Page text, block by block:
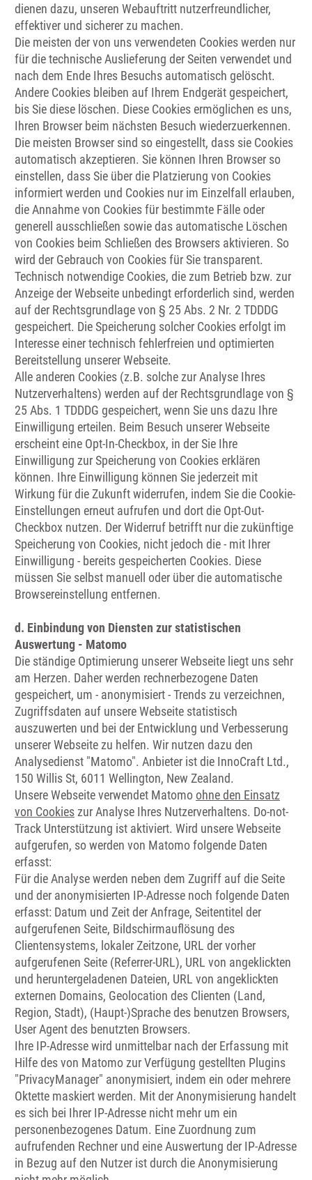
dienen dazu, unseren Webauftritt nutzerfreundlicher,
effektiver und sicherer zu machen.
Die meisten der von uns verwendeten Cookies werden nur
für die technische Auslieferung der Seiten verwendet und
nach dem Ende Ihres Besuchs automatisch gelöscht.
Andere Cookies bleiben auf Ihrem Endgerät gespeichert,
bis Sie diese löschen. Diese Cookies ermöglichen es uns,
Ihren Browser beim nächsten Besuch wiederzuerkennen.
Die meisten Browser sind so eingestellt, dass sie Cookies
automatisch akzeptieren. Sie können Ihren Browser so
einstellen, dass Sie über die Platzierung von Cookies
informiert werden und Cookies nur im Einzelfall erlauben,
die Annahme von Cookies für bestimmte Fälle oder
generell ausschließen sowie das automatische Löschen
von Cookies beim Schließen des Browsers aktivieren. So
wird der Gebrauch von Cookies für Sie transparent.
Technisch notwendige Cookies, die zum Betrieb bzw. zur
Anzeige der Webseite unbedingt erforderlich sind, werden
auf der Rechtsgrundlage von § 25 Abs. 2 Nr. 2 TDDDG
gespeichert. Die Speicherung solcher Cookies erfolgt im
Interesse einer technisch fehlerfreien und optimierten
Bereitstellung unserer Webseite.
Alle anderen Cookies (z.B. solche zur Analyse Ihres
Nutzerverhaltens) werden auf der Rechtsgrundlage von §
25 Abs. 1 TDDDG gespeichert, wenn Sie uns dazu Ihre
Einwilligung erteilen. Beim Besuch unserer Webseite
erscheint eine Opt-In-Checkbox, in der Sie Ihre
Einwilligung zur Speicherung von Cookies erklären
können. Ihre Einwilligung können Sie jederzeit mit
Wirkung für die Zukunft widerrufen, indem Sie die Cookie-
Einstellungen erneut aufrufen und dort die Opt-Out-
Checkbox nutzen. Der Widerruf betrifft nur die zukünftige
Speicherung von Cookies, nicht jedoch die - mit Ihrer
Einwilligung - bereits gespeicherten Cookies. Diese
müssen Sie selbst manuell oder über die automatische
Browsereinstellung entfernen.
d. Einbindung von Diensten zur statistischen
Auswertung - Matomo
Die ständige Optimierung unserer Webseite liegt uns sehr
am Herzen. Daher werden rechnerbezogene Daten
gespeichert, um - anonymisiert - Trends zu verzeichnen,
Zugriffsdaten auf unsere Webseite statistisch
auszuwerten und bei der Entwicklung und Verbesserung
unserer Webseite zu helfen. Wir nutzen dazu den
Analysedienst "Matomo". Anbieter ist die InnoCraft Ltd.,
150 Willis St, 6011 Wellington, New Zealand.
Unsere Webseite verwendet Matomoohne den Einsatz
von Cookies zur Analyse Ihres Nutzerverhaltens. Do-not-
Track Unterstützung ist aktiviert. Wird unsere Webseite
aufgerufen, so werden von Matomo folgende Daten
erfasst:
Für die Analyse werden neben dem Zugriff auf die Seite
und der anonymisierten IP-Adresse noch folgende Daten
erfasst: Datum und Zeit der Anfrage, Seitentitel der
aufgerufenen Seite, Bildschirmauflösung des
Clientensystems, lokaler Zeitzone, URL der vorher
aufgerufenen Seite (Referrer-URL), URL von angeklickten
und heruntergeladenen Dateien, URL von angeklickten
externen Domains, Geolocation des Clienten (Land,
Region, Stadt), (Haupt-)Sprache des benutzen Browsers,
User Agent des benutzten Browsers.
Ihre IP-Adresse wird unmittelbar nach der Erfassung mit
Hilfe des von Matomo zur Verfügung gestellten Plugins
"PrivacyManager" anonymisiert, indem ein oder mehrere
Oktette maskiert werden. Mit der Anonymisierung handelt
es sich bei Ihrer IP-Adresse nicht mehr um ein
personenbezogenes Datum. Eine Zuordnung zum
aufrufenden Rechner und eine Auswertung der IP-Adresse
in Bezug auf den Nutzer ist durch die Anonymisierung